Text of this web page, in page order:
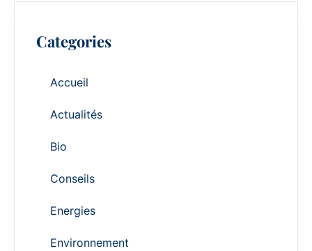
Categories
Accueil
Actualités
Bio
Conseils
Energies
Environnement